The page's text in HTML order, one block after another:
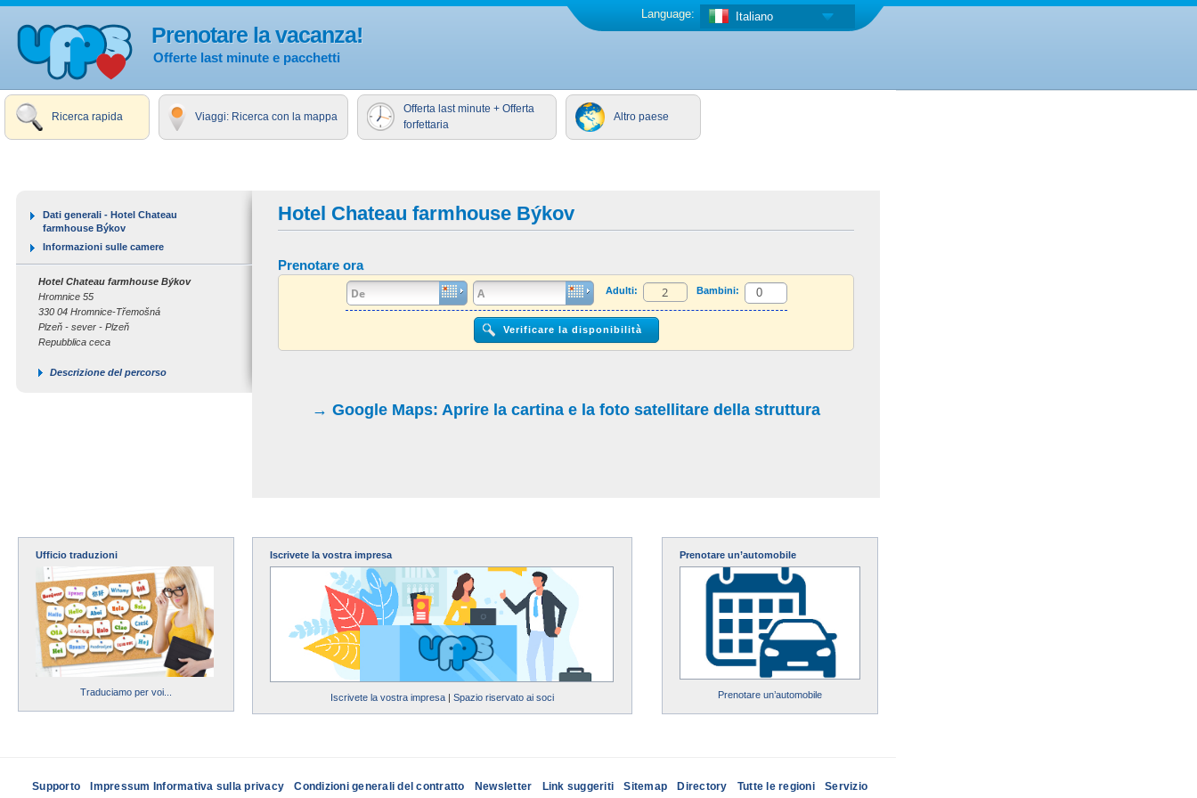
Prenotare la vacanza!
Offerte last minute e pacchetti
Italiano
Language:
Ricerca rapida Viaggi: Ricerca con la mappa
Offerta last minute + Offerta
forfettaria
Altro paese
Hotel Chateau farmhouse Býkov
Prenotare ora
Adulti: Bambini:
→ Google Maps: Aprire la cartina e la foto satellitare della struttura
Dati generali - Hotel Chateau
farmhouse Býkov
Informazioni sulle camere
Hotel Chateau farmhouse Býkov
Hromnice 55
330 04 Hromnice-Třemošná
Plzeň - sever - Plzeň
Repubblica ceca
Descrizione del percorso
Ufficio traduzioni
Traduciamo per voi...
Iscrivete la vostra impresa
Iscrivete la vostra impresa| Spazio riservato ai soci
Prenotare un’automobile
Prenotare un’automobile
Supporto Impressum Informativa sulla privacy Condizioni generali del contratto Newsletter Link suggeriti Sitemap Directory Tutte le regioni Servizio